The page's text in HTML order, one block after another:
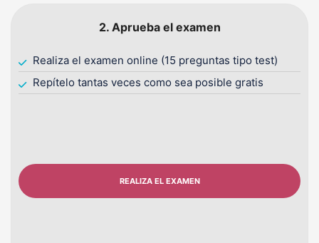
2. Aprueba el examen
Realiza el examen online (15 preguntas tipo test)
Repítelo tantas veces como sea posible gratis
REALIZA EL EXAMEN